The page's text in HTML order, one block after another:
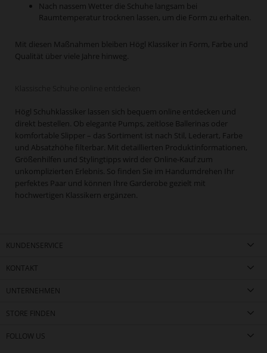
Nach nassem Wetter die Schuhe langsam bei
Raumtemperatur trocknen lassen, um die Form zu erhalten.
Mit diesen Maßnahmen bleiben Högl Klassiker in Form, Farbe und
Qualität über viele Jahre hinweg.
Klassische Schuhe online entdecken
Högl Schuhklassiker lassen sich bequem online entdecken und
direkt bestellen. Ob elegante Pumps, zeitlose Ballerinas oder
komfortable Slipper – das Sortiment ist nach Stil, Lederart, Farbe
und Absatzhöhe filterbar. Mit detaillierten Produktinformationen,
Größenhilfen und Stylingtipps wird der Online-Kauf zum
unkomplizierten Erlebnis. So finden Sie im Handumdrehen Ihr
perfektes Paar und können Ihre Garderobe gezielt mit
hochwertigen Klassikern ergänzen.
KUNDENSERVICE
KONTAKT
UNTERNEHMEN
STORE FINDEN
FOLLOW US